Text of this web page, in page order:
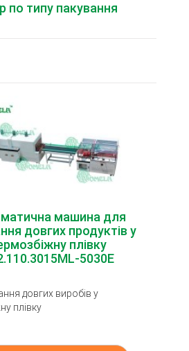
по типу пакування
машина для
довгих продуктів у
плівку
5030E
довгих виробів у
плівку